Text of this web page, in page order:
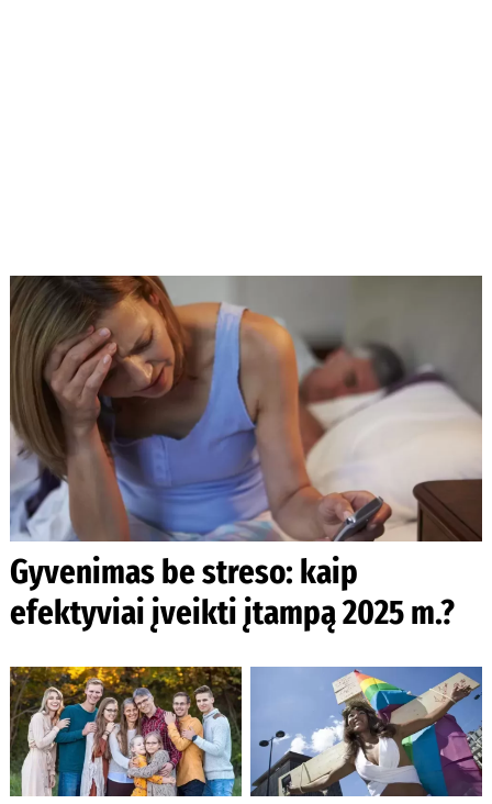
Gyvenimas be streso: kaip
efektyviai įveikti įtampą 2025 m.?